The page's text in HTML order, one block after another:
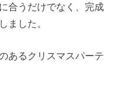
合うだけでなく、完成
ました。
あるクリスマスパーテ